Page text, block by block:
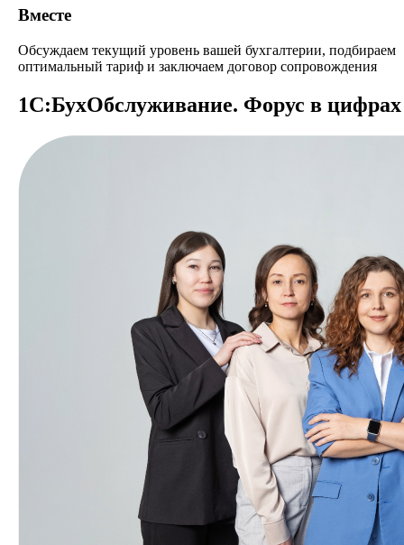
Вместе
Обсуждаем текущий уровень вашей бухгалтерии, подбираем
оптимальный тариф и заключаем договор сопровождения
1С:БухОбслужи­вание. Форус в цифрах